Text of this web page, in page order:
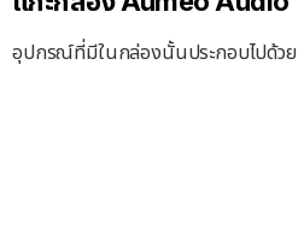
อุปกรณ์ที่มีในกล่องนั้นประกอบไปด้วย